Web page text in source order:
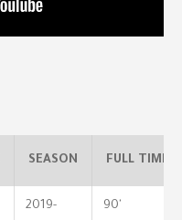
SEASON FULL TIME
2019-
90'